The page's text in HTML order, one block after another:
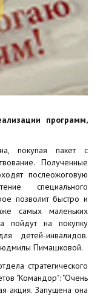
программ,
покупая пакет с
Полученные
послеожоговую
специального
позволит быстро и
самых маленьких
пойдут на покупку
детей-инвалидов.
Пимашковой.
стратегического
"Командор": "Очень
акция. Запущена она